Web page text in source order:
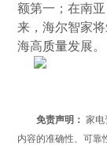
额第一；在南
来，海尔智家
海高质量发展。
免责声明： 家电
内容的准确性、可靠